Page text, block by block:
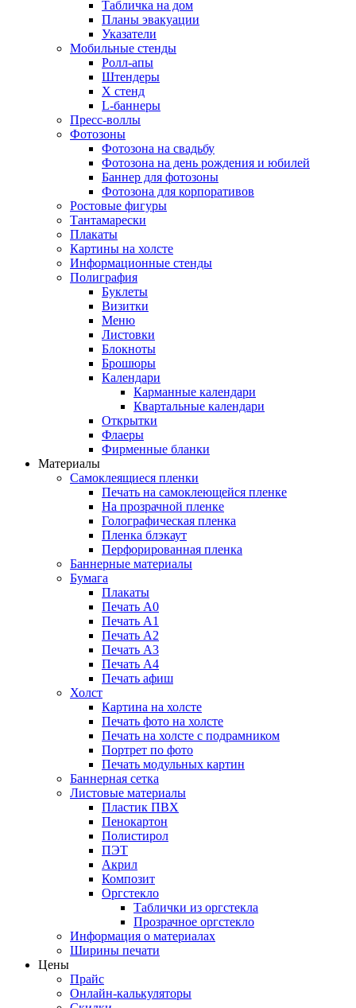
Табличка на дом
Планы эвакуации
Указатели
Мобильные стенды
Ролл-апы
Штендеры
Х стенд
L-баннеры
Пресс-воллы
Фотозоны
Фотозона на свадьбу
Фотозона на день рождения и юбилей
Баннер для фотозоны
Фотозона для корпоративов
Ростовые фигуры
Тантамарески
Плакаты
Картины на холсте
Информационные стенды
Полиграфия
Буклеты
Визитки
Меню
Листовки
Блокноты
Брошюры
Календари
Карманные календари
Квартальные календари
Открытки
Флаеры
Фирменные бланки
Материалы
Самоклеящиеся пленки
Печать на самоклеющейся пленке
На прозрачной пленке
Голографическая пленка
Пленка блэкаут
Перфорированная пленка
Баннерные материалы
Бумага
Плакаты
Печать А0
Печать А1
Печать А2
Печать А3
Печать А4
Печать афиш
Холст
Картина на холсте
Печать фото на холсте
Печать на холсте с подрамником
Портрет по фото
Печать модульных картин
Баннерная сетка
Листовые материалы
Пластик ПВХ
Пенокартон
Полистирол
ПЭТ
Акрил
Композит
Оргстекло
Таблички из оргстекла
Прозрачное оргстекло
Информация о материалах
Ширины печати
Цены
Прайс
Онлайн-калькуляторы